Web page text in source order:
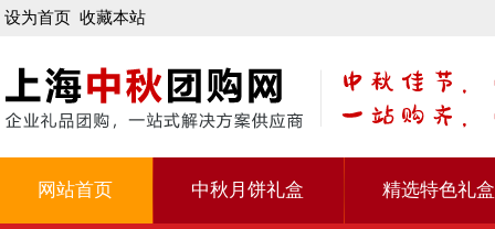
设为首页 收藏本站
网站首页 中秋月饼礼盒 精选特色礼盒